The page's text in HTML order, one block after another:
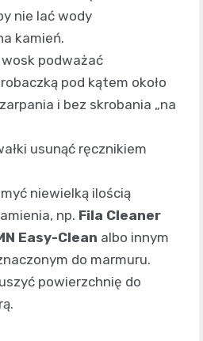
nie lać wody
kamień.
podważać
pod kątem około
i bez skrobania „na
usunąć ręcznikiem
niewielką ilością
np. Fila Cleaner
Easy-Clean albo innym
do marmuru.
powierzchnię do